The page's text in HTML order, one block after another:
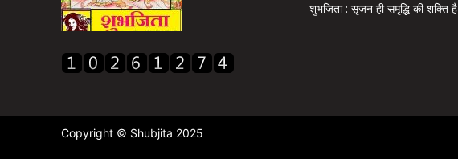
शुभजिता : सृजन ही समृद्धि की शक्ति है
Copyright © Shubjita 2025